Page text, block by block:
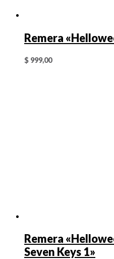
Remera
$ 999,00
Remera
Seven Keys 1»